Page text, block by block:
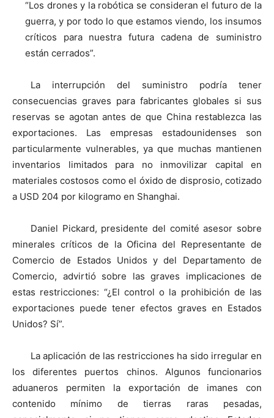
“Los drones y la robótica se consideran el futuro de la
guerra, y por todo lo que estamos viendo, los insumos
críticos para nuestra futura cadena de suministro
están cerrados”.
La interrupción del suministro podría tener
consecuencias graves para fabricantes globales si sus
reservas se agotan antes de que China restablezca las
exportaciones. Las empresas estadounidenses son
particularmente vulnerables, ya que muchas mantienen
inventarios limitados para no inmovilizar capital en
materiales costosos como el óxido de disprosio, cotizado
a USD 204 por kilogramo en Shanghai.
Daniel Pickard, presidente del comité asesor sobre
minerales críticos de la Oficina del Representante de
Comercio de Estados Unidos y del Departamento de
Comercio, advirtió sobre las graves implicaciones de
estas restricciones: “¿El control o la prohibición de las
exportaciones puede tener efectos graves en Estados
Unidos? Sí”.
La aplicación de las restricciones ha sido irregular en
los diferentes puertos chinos. Algunos funcionarios
aduaneros permiten la exportación de imanes con
contenido mínimo de tierras raras pesadas,